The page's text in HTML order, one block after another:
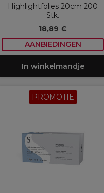
Highlightfolies 20cm 200
Stk.
18,89 €
AANBIEDINGEN
In winkelmandje
PROMOTIE